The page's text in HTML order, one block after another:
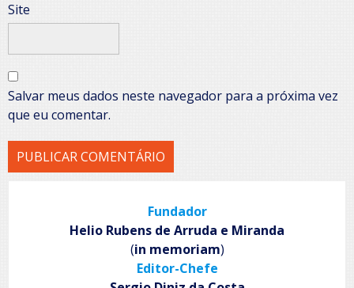
Site
Salvar meus dados neste navegador para a próxima vez
que eu comentar.
Fundador
Helio Rubens de Arruda e Miranda
(in memoriam)
Editor-Chefe